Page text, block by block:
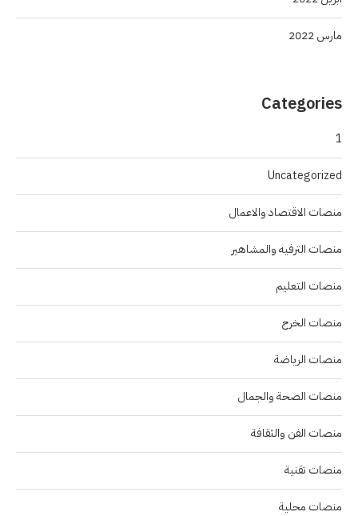
مارس 2022
Categories
1
Uncategorized
منصات الاقتصاد والاعمال
منصات الترفيه والمشاهير
منصات التعليم
منصات الخرج
منصات الرياضة
منصات الصحة والجمال
منصات الفن والثقافة
منصات تقنية
منصات محلية